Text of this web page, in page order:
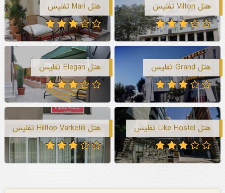
هتل Vilton تفلیس هتل Mari تفلیس
هتل Grand تفلیس هتل Elegan تفلیس
هتل Like Hostel تفلیس هتل Hilltop Varketili تفلیس